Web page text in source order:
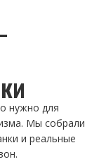
нужно для
Мы собрали
и реальные